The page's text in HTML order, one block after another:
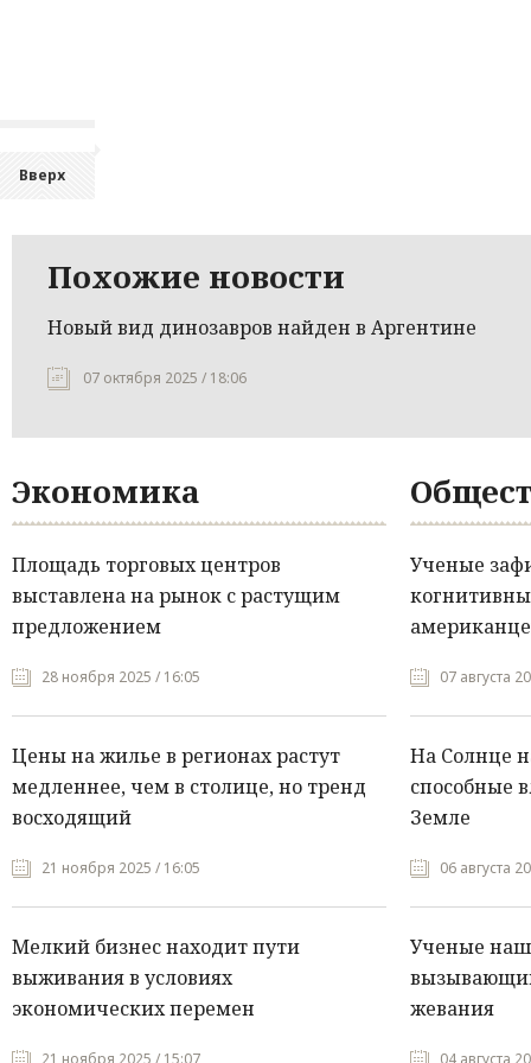
Вверх
Похожие новости
Новый вид динозавров найден в Аргентине
07 октября 2025 / 18:06
Экономика
Площадь торговых центров
выставлена на рынок с растущим
предложением
28 ноября 2025 / 16:05
Цены на жилье в регионах растут
медленнее, чем в столице, но тренд
восходящий
21 ноября 2025 / 16:05
Мелкий бизнес находит пути
выживания в условиях
экономических перемен
21 ноября 2025 / 15:07
Ученые
07 августа
На Солнце
способные
Земле
06 августа
Ученые
жевания
04 августа